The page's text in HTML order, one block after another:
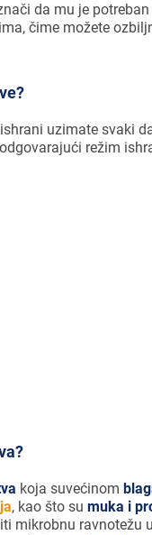
da mu je
čime možete
uzimate svaki
režim
koja suvećinom
, kao što su muka i
mikrobnu ravnotežu